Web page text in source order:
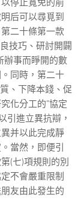
停止寬免的前
后可以尋覓到
二十條第一款
技巧、研討開闢
辦事而睜開的數
同時，第二十
、下降本錢、促
化分工的”協定
引進立異抗辯，
并以此完成靜
當然，即便引
(七)項規則的別
不會嚴重限制
友由此發生的